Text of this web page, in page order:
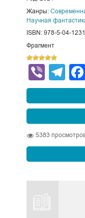
Жанры:
Научная
ISBN: 978-5-04-
Фрагмент
Viber
5383